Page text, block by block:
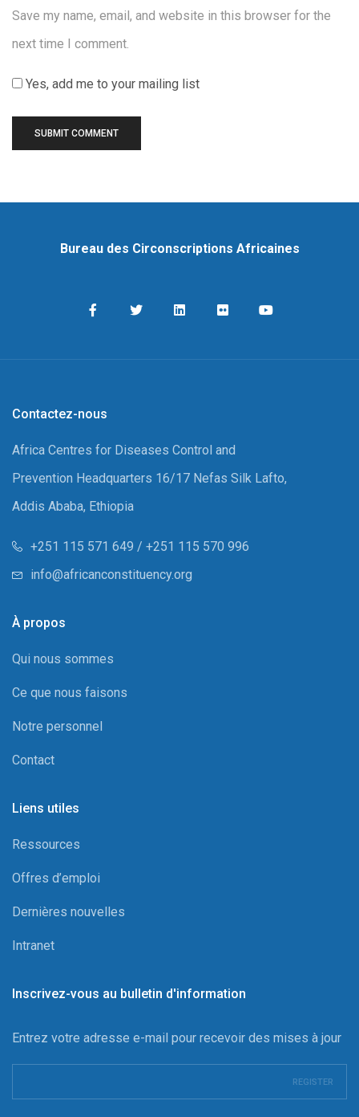
Save my name, email, and website in this browser for the
next time I comment.
Yes, add me to your mailing list
Bureau des Circonscriptions Africaines
Contactez-nous
Africa Centres for Diseases Control and
Prevention Headquarters 16/17 Nefas Silk Lafto,
Addis Ababa, Ethiopia
+251 115 571 649 / +251 115 570 996
info@africanconstituency.org
À propos
Qui nous sommes
Ce que nous faisons
Notre personnel
Contact
Liens utiles
Ressources
Offres d’emploi
Dernières nouvelles
Intranet
Inscrivez-vous au bulletin d'information
Entrez votre adresse e-mail pour recevoir des mises à jour